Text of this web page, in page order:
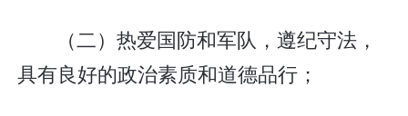
（二）热爱国防和军队，遵纪守法，
具有良好的政治素质和道德品行；